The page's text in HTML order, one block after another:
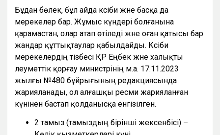
Бұдан бөлек, бұл айда кәсіби және басқа да
мерекелер бар. Жұмыс күндері болғанына
қарамастан, олар атап өтіледі және оған қатысы бар
жандар құттықтаулар қабылдайды. Кәсіби
мерекелердің тізбесі ҚР Еңбек және халықты
әлеуметтік қорғау министрінің м.а. 17.11.2023
жылғы №480 бұйрығының редакциясында
жарияланады, ол алғашқы ресми жарияланған
күнінен бастап қолданысқа енгізілген.
2 тамыз (тамыздың бірінші жексенбісі) –